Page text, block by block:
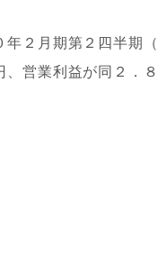
２月期第２四半期
営業利益が同２．